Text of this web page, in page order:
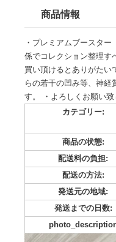
商品説明・詳細
商品情報
・プレミアムブース
係でコレクション整
買い頂けるとありが
らの若干の凹み等、
す。 ・よろしくお願
カテゴリー:
商品の状態:
配送料の負